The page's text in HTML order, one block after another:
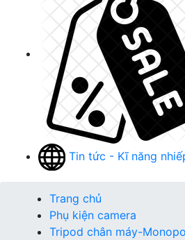
Tin tức - Kĩ năng
Trang chủ
Phụ kiện camera
Tripod chân máy-